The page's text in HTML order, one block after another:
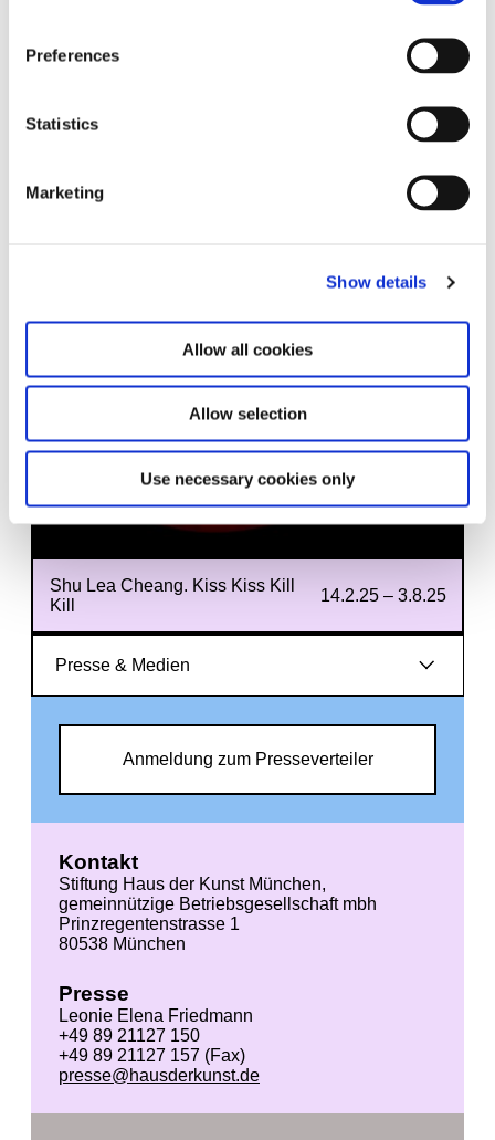
Preferences
Statistics
Marketing
Show details
Allow all cookies
Allow selection
Use necessary cookies only
Pressemitteilung (EN)
Image sheet
Download PDF (554,18 KB)
Shu Lea Cheang. Kiss Kiss Kill
Kill
14.2.25 – 3.8.25
Presse & Medien
Anmeldung zum Presseverteiler
Kontakt
Stiftung Haus der Kunst München,
gemeinnützige Betriebsgesellschaft mbh
Prinzregentenstrasse 1
80538 München
Presse
Leonie Elena Friedmann
+49 89 21127 150
+49 89 21127 157 (Fax)
presse@hausderkunst.de